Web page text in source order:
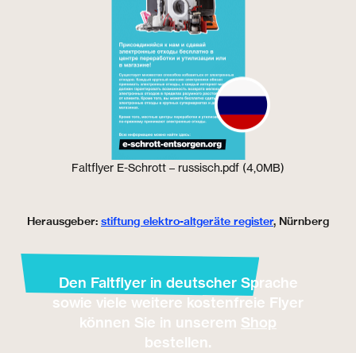
Faltflyer E-Schrott – russisch.pdf (4,0MB)
Herausgeber: stiftung elektro-altgeräte register, Nürnberg
Den Faltflyer in deutscher Sprache
sowie viele weitere kostenfreie Flyer
können Sie in unserem Shop
bestellen.